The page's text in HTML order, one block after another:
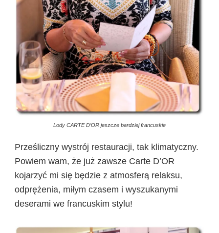
Lody CARTE D’OR jeszcze bardziej francuskie
Prześliczny wystrój restauracji, tak klimatyczny.
Powiem wam, że już zawsze Carte D’OR
kojarzyć mi się będzie z atmosferą relaksu,
odprężenia, miłym czasem i wyszukanymi
deserami we francuskim stylu!